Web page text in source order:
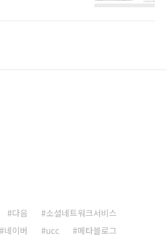
하나포스가 서
것으로 보인
다음
소셜네트워크서비스
네이버 ucc
메타블로그